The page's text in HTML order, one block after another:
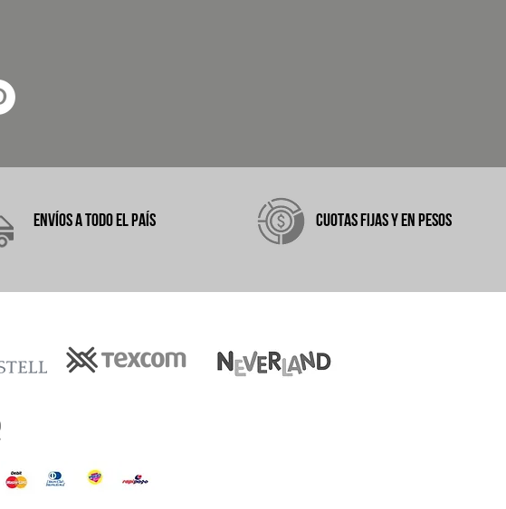
ENVÍOS A TODO EL PAÍS CUOTAS FIJAS Y EN PESOS